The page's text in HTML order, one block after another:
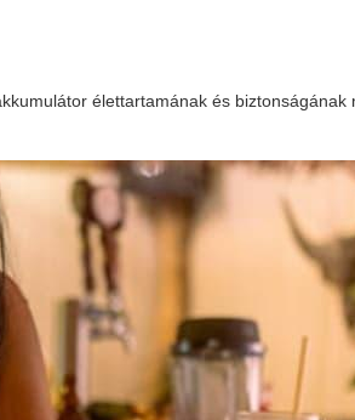
élettartamának és biztonságának